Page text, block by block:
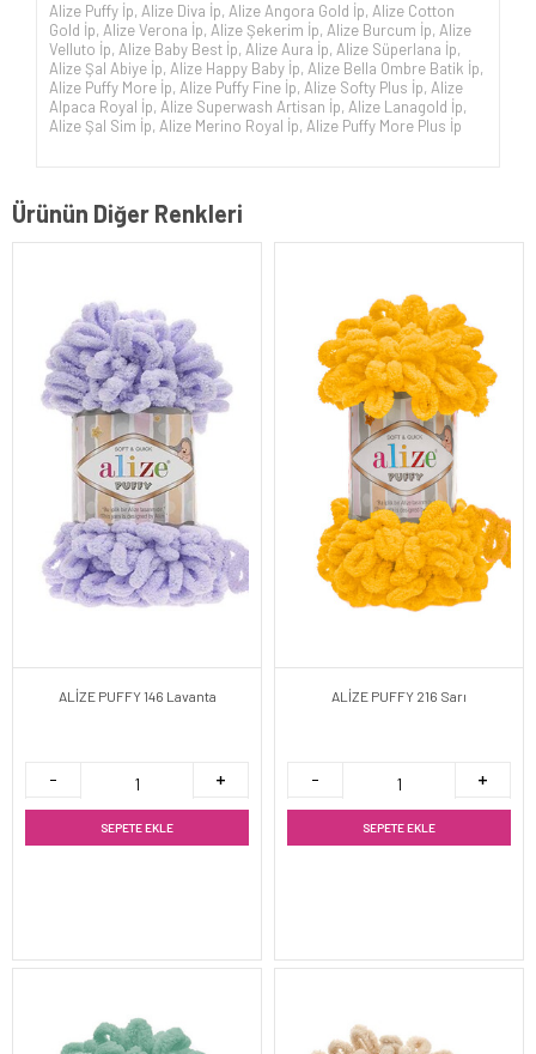
Alize Puffy İp, Alize Diva İp, Alize Angora Gold İp, Alize Cotton
Gold İp, Alize Verona İp, Alize Şekerim İp, Alize Burcum İp, Alize
Velluto İp, Alize Baby Best İp, Alize Aura İp, Alize Süperlana İp,
Alize Şal Abiye İp, Alize Happy Baby İp, Alize Bella Ombre Batik İp,
Alize Puffy More İp, Alize Puffy Fine İp, Alize Softy Plus İp, Alize
Alpaca Royal İp, Alize Superwash Artisan İp, Alize Lanagold İp,
Alize Şal Sim İp, Alize Merino Royal İp, Alize Puffy More Plus İp
Ürünün Diğer Renkleri
ALİZE PUFFY 146 Lavanta
SEPETE EKLE
ALİZE PUFFY 216 Sarı
SEPETE EKLE